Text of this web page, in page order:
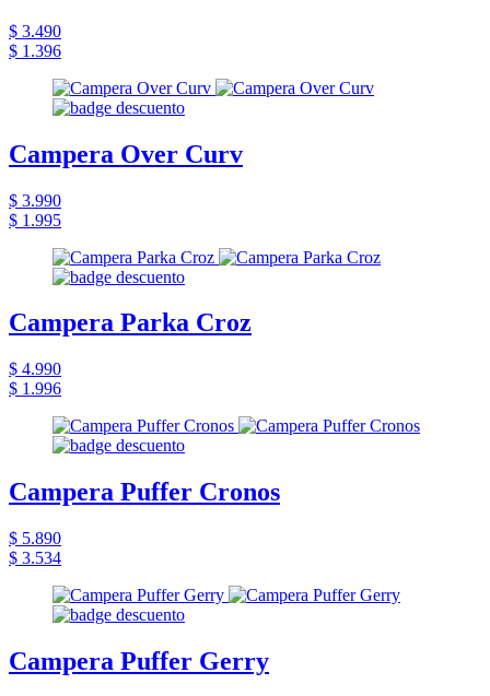
$ 3.490
$ 1.396
Campera Over Curv
$ 3.990
$ 1.995
Campera Parka Croz
$ 4.990
$ 1.996
Campera Puffer Cronos
$ 5.890
$ 3.534
Campera Puffer Gerry